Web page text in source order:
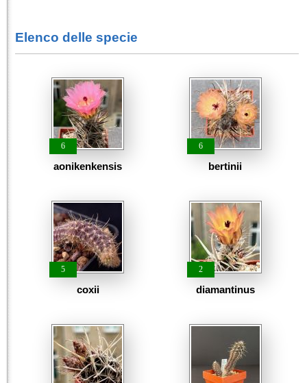
Elenco delle specie
6
aonikenkensis
6
bertinii
5
coxii
2
diamantinus